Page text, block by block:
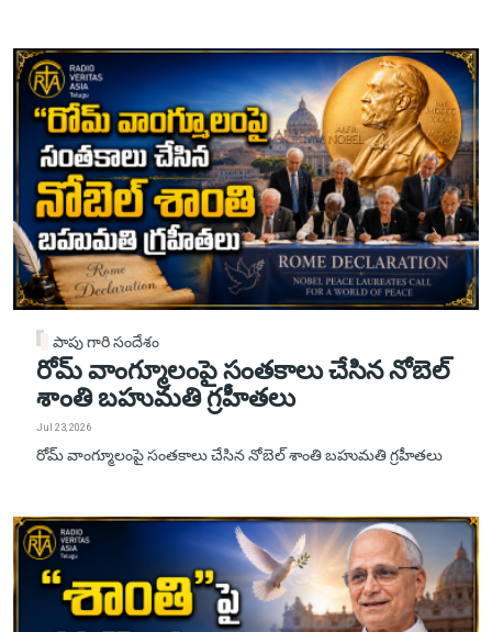
పాపు గారి సందేశం
రోమ్ వాంగ్మూలంపై సంతకాలు చేసిన నోబెల్
శాంతి బహుమతి గ్రహీతలు
Jul 23, 2026
రోమ్ వాంగ్మూలంపై సంతకాలు చేసిన నోబెల్ శాంతి బహుమతి గ్రహీతలు